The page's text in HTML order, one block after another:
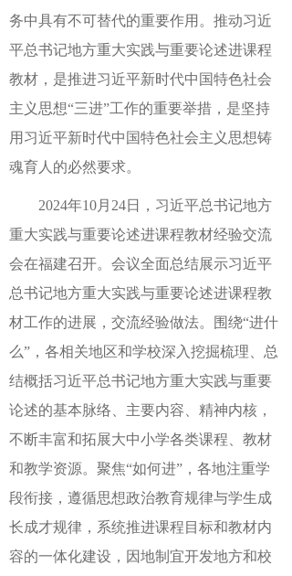
务中具有不可替代的重要作用。推动习近
平总书记地方重大实践与重要论述进课程
教材，是推进习近平新时代中国特色社会
主义思想“三进”工作的重要举措，是坚持
用习近平新时代中国特色社会主义思想铸
魂育人的必然要求。
2024年10月24日，习近平总书记地方
重大实践与重要论述进课程教材经验交流
会在福建召开。会议全面总结展示习近平
总书记地方重大实践与重要论述进课程教
材工作的进展，交流经验做法。围绕“进什
么”，各相关地区和学校深入挖掘梳理、总
结概括习近平总书记地方重大实践与重要
论述的基本脉络、主要内容、精神内核，
不断丰富和拓展大中小学各类课程、教材
和教学资源。聚焦“如何进”，各地注重学
段衔接，遵循思想政治教育规律与学生成
长成才规律，系统推进课程目标和教材内
容的一体化建设，因地制宜开发地方和校